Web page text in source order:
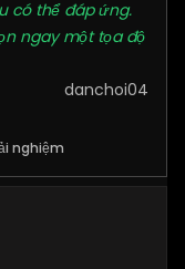
có thể đáp ứng.
ngay một tọa độ
danchoi04
nghiệm